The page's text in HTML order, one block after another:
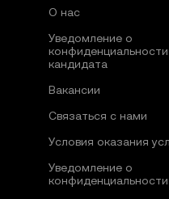
О нас
Уведомление о
конфиденциальности
кандидата
Вакансии
Связаться с нами
Условия оказания
Уведомление о
конфиденциальности